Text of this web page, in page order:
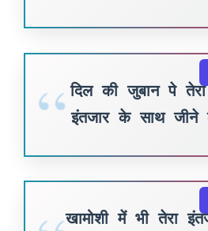
दिल की जुबान पे
इंतजार के साथ जीने
खामोशी में भी तेरा